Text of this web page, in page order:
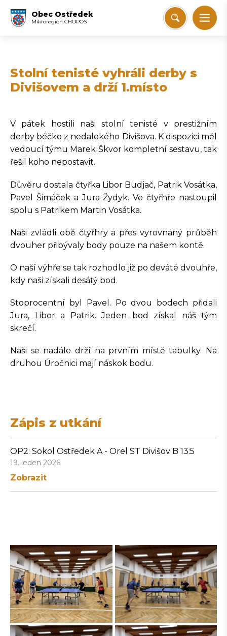
Obec Ostředek
Mikroregion CHOPOS
Stolní tenisté vyhráli derby s
Divišovem a drží 1.místo
V pátek hostili naši stolní tenisté v prestižním
derby béčko z nedalekého Divišova. K dispozici měl
vedoucí týmu Marek Škvor kompletní sestavu, tak
řešil koho nepostavit.
Důvěru dostala čtyřka Libor Budjač, Patrik Vosátka,
Pavel Šimáček a Jura Žydyk. Ve čtyřhře nastoupil
spolu s Patrikem Martin Vosátka.
Naši zvládli obě čtyřhry a přes vyrovnaný průběh
dvouher přibývaly body pouze na našem kontě.
O naší výhře se tak rozhodlo již po deváté dvouhře,
kdy naši získali desátý bod.
Stoprocentní byl Pavel. Po dvou bodech přidali
Jura, Libor a Patrik. Jeden bod získal náš tým
skrečí.
Naši se nadále drží na prvním místě tabulky. Na
druhou Úročnici mají náskok bodu.
Zápis z utkání
OP2: Sokol Ostředek A - Orel ST Divišov B 13:5
19. leden 2026
Zobrazit